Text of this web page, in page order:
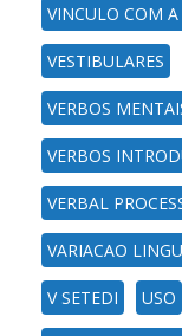
VINCULO COM A
VESTIBULARES
VERBOS
VERBOS
VERBAL
VARIACAO
V SETEDI USO